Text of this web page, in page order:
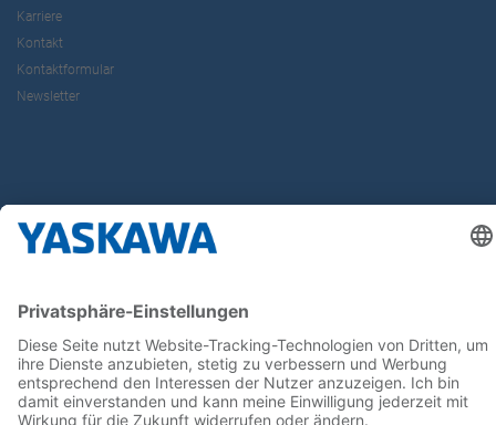
Karriere
Kontakt
Kontaktformular
Newsletter
Follow us on...
Home Impressum Privacy
Cookie Choices
Whistleblowing